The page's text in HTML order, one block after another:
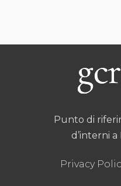
Punto di
d’interni a
Privacy